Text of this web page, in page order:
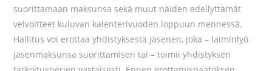
suorittamaan maksunsa sekä muut näiden edellyttämät
velvoitteet kuluvan kalenterivuoden loppuun mennessä.
Hallitus voi erottaa yhdistyksestä jäsenen, joka – laiminlyö
jäsenmaksunsa suorittamisen tai – toimii yhdistyksen